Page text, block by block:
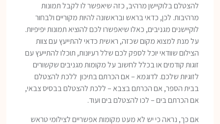
להצטלם בלוקיישן מרהיב, כזה שיאפשר לו לקבל תמונות
מרהיבות. לכן, כדאי בראש ובראשונה להיות מקוריים ולבחור
לוקיישנים מגניבים, כאלו שיאפשרו לכם להוציא תמונות יפיפיות.
על מנת למצוא מקום שכזה, ראשית כדאי להתייעץ עם צוות
הצילום שוודאי יוכל לספק לכם שלל רעיונות, תוכלו להתייעץ עם
זוגות קודמים או בכלל לחשוב על מקומות מגניבים שקשורים
לזוגיות שלכם. לדוגמא – אם הכרתם בתיכון ללכת להצטלם
בבית הספר, אם הכרתם בצבא – ללכת להצטלם בבסיס צבאי,
אם הכרתם בים – לכו להצטלם בים ועוד.
אם כך, נראה כי יש לא מעט מקומות אפשריים לצילומי טראש